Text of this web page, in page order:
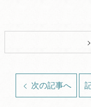
次の記事へ